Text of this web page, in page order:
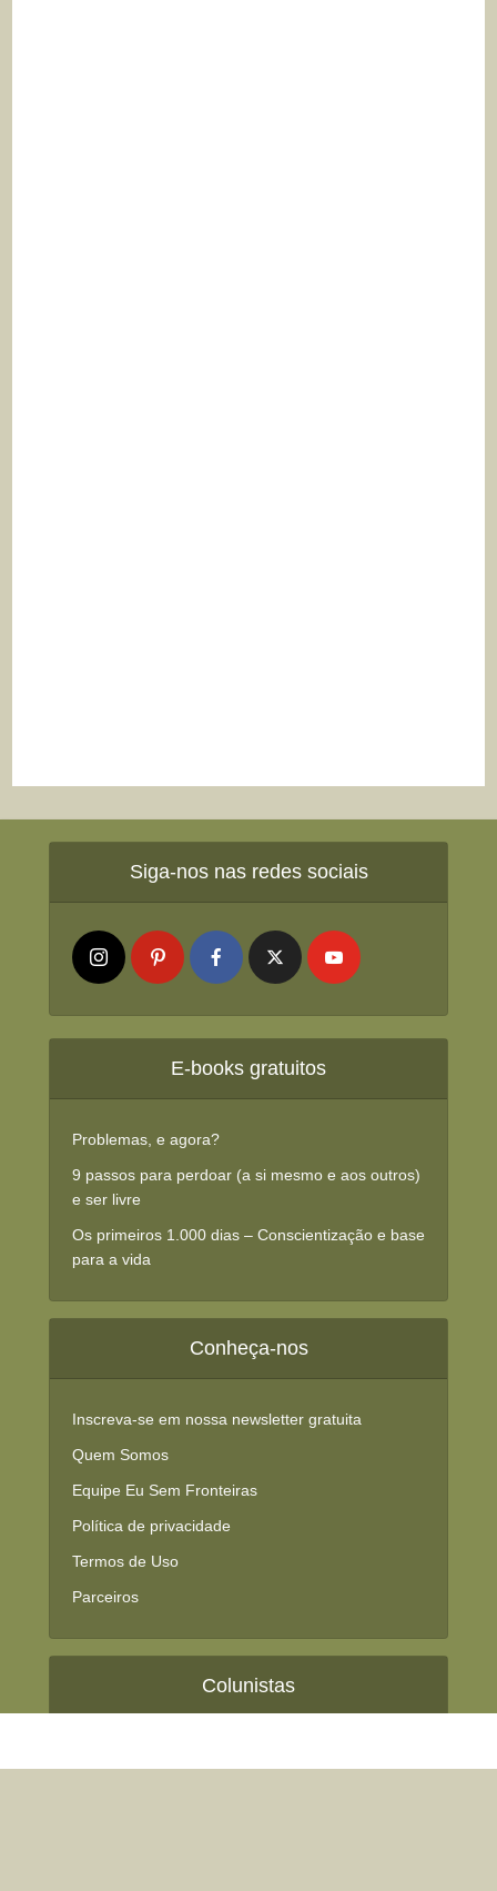
Siga-nos nas redes sociais
E-books gratuitos
Problemas, e agora?
9 passos para perdoar (a si mesmo e aos outros)
e ser livre
Os primeiros 1.000 dias – Conscientização e base
para a vida
Conheça-nos
Inscreva-se em nossa newsletter gratuita
Quem Somos
Equipe Eu Sem Fronteiras
Política de privacidade
Termos de Uso
Parceiros
Colunistas